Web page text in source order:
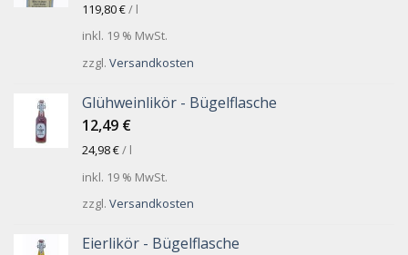
119,80€/ l
inkl. 19 % MwSt.
zzgl. Versandkosten
Glühweinlikör - Bügelflasche
12,49 €
24,98€/ l
inkl. 19 % MwSt.
zzgl. Versandkosten
Eierlikör - Bügelflasche